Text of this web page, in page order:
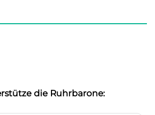
die Ruhrbarone: